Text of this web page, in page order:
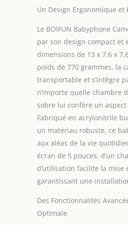
mouvements. Les
précision qui leur
rapidement,
sécurité indispensable
quotidienne 【𝐈𝐦𝐚𝐠𝐞 𝟐𝐊
𝐢𝐧𝐯𝐢𝐬𝐢𝐛𝐥𝐞】La qualité
nocturne automatique
clarté exceptionnelle,
l’obscurité. Ce confort
yeux fragiles de bébé
parents à chaque
de nuit 【𝐂𝐨𝐧𝐧𝐞𝐜𝐭𝐢𝐯𝐢𝐭é
𝐟𝐥𝐞𝐱𝐢𝐛𝐥𝐞】Le
Boifun est conçu pour
de vie moderne :
Android, contrôle
écran 5”, possibilité
double connexion
actifs et connectés 【
𝐚𝐯𝐚𝐧𝐜é𝐞】La protection
Un Design Ergonomique et
Le BOIFUN Babyphone
par son design compact et
dimensions de 13 x 7,6 x
poids de 770 grammes, la
transportable et s’intègre
n’importe quelle chambre
sobre lui confère un
Fabriqué en acrylonitrile
un matériau robuste, ce
aux aléas de la vie
écran de 5 pouces, d’un
d’utilisation facilite la
garantissant une
Des Fonctionnalités
Optimale